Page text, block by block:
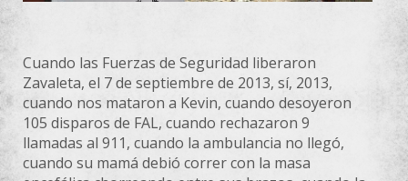
Cuando las Fuerzas de Seguridad liberaron
Zavaleta, el 7 de septiembre de 2013, sí, 2013,
cuando nos mataron a Kevin, cuando desoyeron
105 disparos de FAL, cuando rechazaron 9
llamadas al 911, cuando la ambulancia no llegó,
cuando su mamá debió correr con la masa